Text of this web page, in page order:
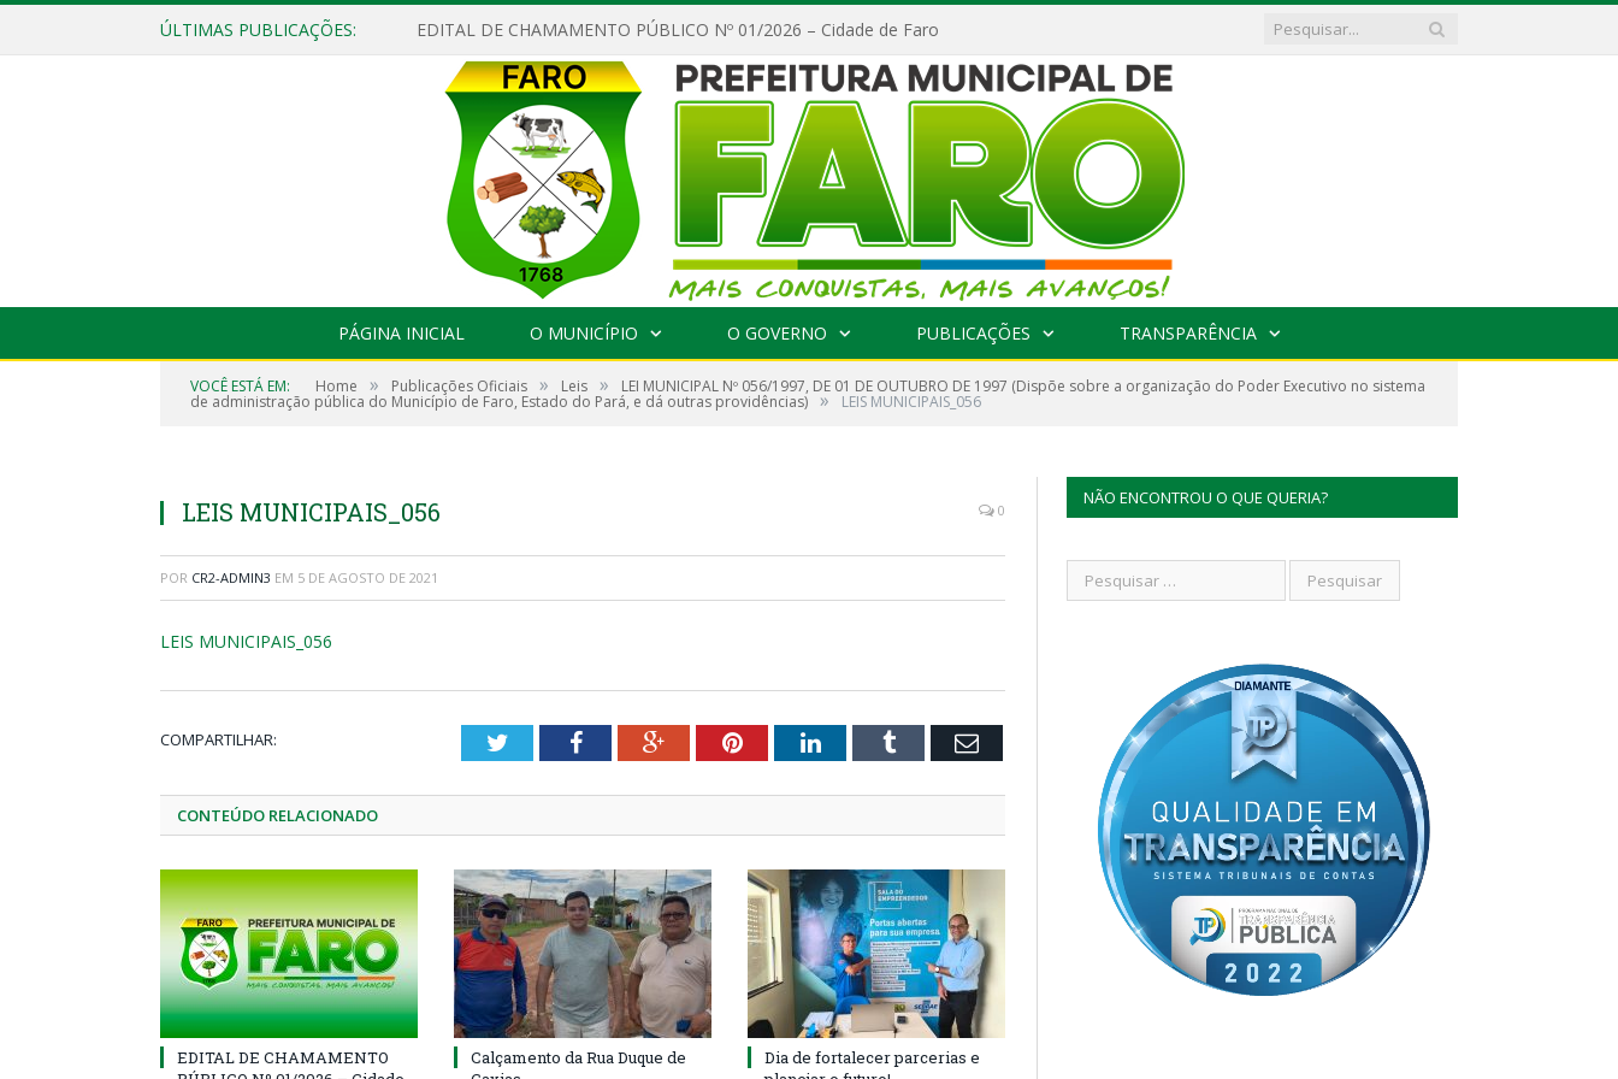
ÚLTIMAS PUBLICAÇÕES: EDITAL DE CHAMAMENTO PÚBLICO Nº 01/2026 – Cidade de Faro
PÁGINA INICIAL O MUNICÍPIO O GOVERNO PUBLICAÇÕES TRANSPARÊNCIA
VOCÊ ESTÁ EM: Home » Publicações Oficiais » Leis » LEI MUNICIPAL Nº 056/1997, DE 01 DE OUTUBRO DE 1997 (Dispõe sobre a organização do Poder Executivo no sistema
de administração pública do Município de Faro, Estado do Pará, e dá outras providências) » LEIS MUNICIPAIS_056
LEIS MUNICIPAIS_056 0
POR CR2-ADMIN3 EM 5 DE AGOSTO DE 2021
LEIS MUNICIPAIS_056
COMPARTILHAR: TwitterFacebookGoogle+PinterestLinkedInTumblr Email
CONTEÚDO RELACIONADO
EDITAL DE CHAMAMENTO
Calçamento da Rua Duque de
Dia de fortalecer parcerias e
NÃO ENCONTROU O QUE QUERIA?